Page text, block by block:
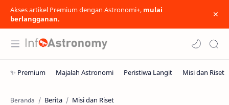
Akses artikel Premium dengan Astronomi+, mulai
berlangganan.
Beranda Berita Misi dan Riset